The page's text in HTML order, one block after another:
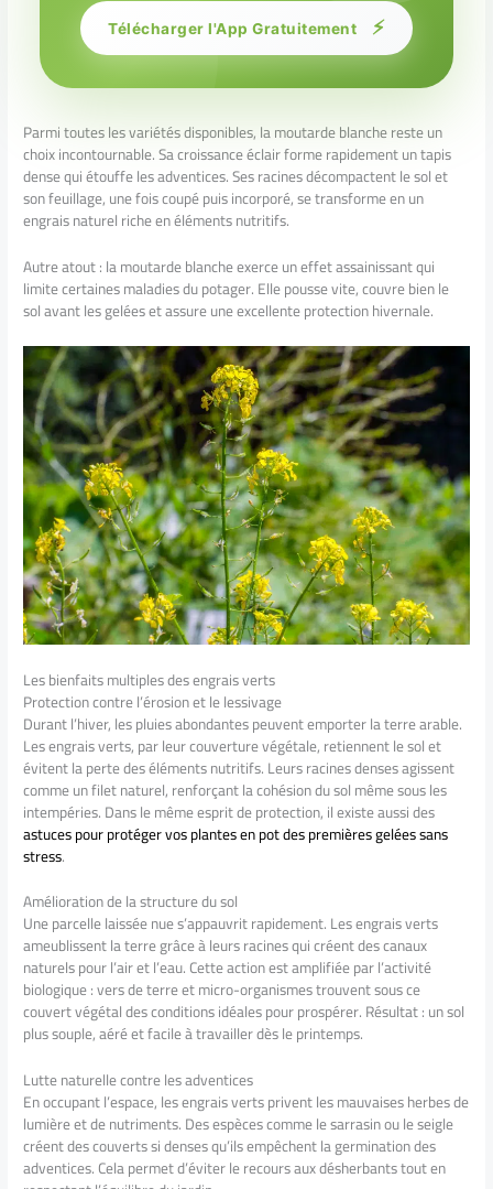
Télécharger l'App Gratuitement ⚡
Parmi toutes les variétés disponibles, la moutarde blanche reste un
choix incontournable. Sa croissance éclair forme rapidement un tapis
dense qui étouffe les adventices. Ses racines décompactent le sol et
son feuillage, une fois coupé puis incorporé, se transforme en un
engrais naturel riche en éléments nutritifs.
Autre atout : la moutarde blanche exerce un effet assainissant qui
limite certaines maladies du potager. Elle pousse vite, couvre bien le
sol avant les gelées et assure une excellente protection hivernale.
Les bienfaits multiples des engrais verts
Protection contre l’érosion et le lessivage
Durant l’hiver, les pluies abondantes peuvent emporter la terre arable.
Les engrais verts, par leur couverture végétale, retiennent le sol et
évitent la perte des éléments nutritifs. Leurs racines denses agissent
comme un filet naturel, renforçant la cohésion du sol même sous les
intempéries. Dans le même esprit de protection, il existe aussi des
astuces pour protéger vos plantes en pot des premières gelées sans
stress.
Amélioration de la structure du sol
Une parcelle laissée nue s’appauvrit rapidement. Les engrais verts
ameublissent la terre grâce à leurs racines qui créent des canaux
naturels pour l’air et l’eau. Cette action est amplifiée par l’activité
biologique : vers de terre et micro-organismes trouvent sous ce
couvert végétal des conditions idéales pour prospérer. Résultat : un sol
plus souple, aéré et facile à travailler dès le printemps.
Lutte naturelle contre les adventices
En occupant l’espace, les engrais verts privent les mauvaises herbes de
lumière et de nutriments. Des espèces comme le sarrasin ou le seigle
créent des couverts si denses qu’ils empêchent la germination des
adventices. Cela permet d’éviter le recours aux désherbants tout en